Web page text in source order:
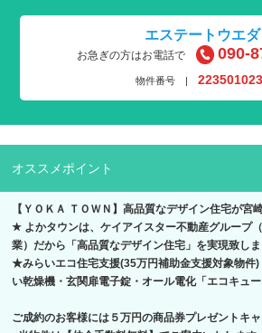
エステートウエダ
お急ぎの方はお電話で 090-
物件番号 |
オススメポイント
【ＹＯＫＡ ＴＯＷＮ】高品質なデザイン住宅が宮
★ よかタウンは、ケイアイスター不動産グループ
業）だから「高品質なデザイン住宅」を実現致しま
★みらいエコ住宅支援(35万円補助金支援対象物
い乾燥機・玄関扉電子錠・オール電化「エコキュ
ご成約のお客様には５万円の商品券プレゼントキャ